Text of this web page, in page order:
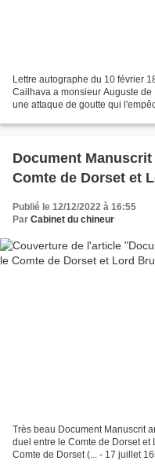
Lettre autographe du 10 février
Cailhava a monsieur Auguste
une attaque de goutte qui
Document
Comte de Dorset et
Publié le 12/12/2022 à 16:55
Par Cabinet du chineur
Très beau Document Manuscrit
duel entre le Comte de Dorset
Comte de Dorset (... - 17 juillet